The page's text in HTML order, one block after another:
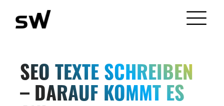
SEO TEXTE SCHREIBEN
– DARAUF KOMMT ES